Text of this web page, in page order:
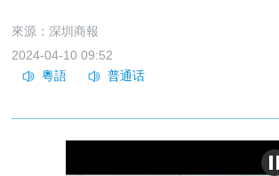
來源：深圳商報
2024-04-10 09:52